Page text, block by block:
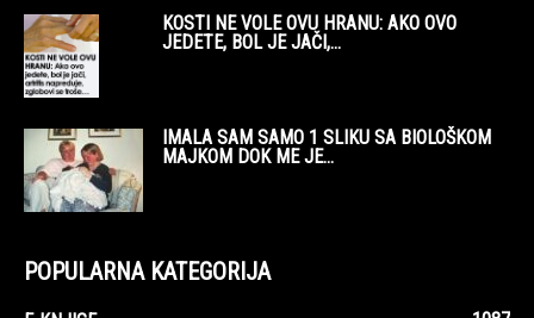
KOSTI NE VOLE OVU HRANU: AKO OVO
JEDETE, BOL JE JAČI,...
IMALA SAM SAMO 1 SLIKU SA BIOLOŠKOM
MAJKOM DOK ME JE...
POPULARNA KATEGORIJA